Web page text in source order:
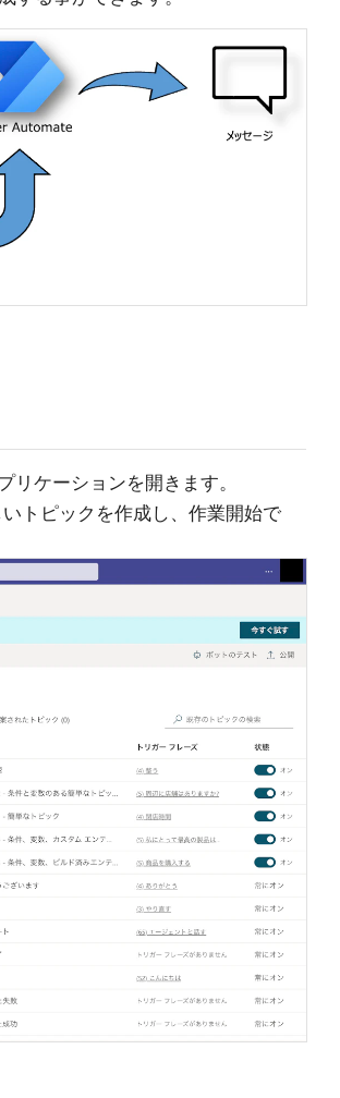
ケーションを開きます。
トピックを作成し、作業開始で